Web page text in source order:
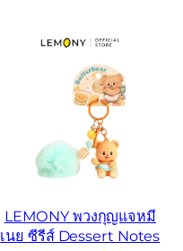
LEMONY พวงกุญแจหมี
เนย ซีรีส์ Dessert Notes